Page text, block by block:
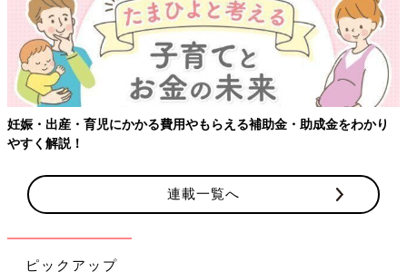
連載一覧へ
ピックアップ